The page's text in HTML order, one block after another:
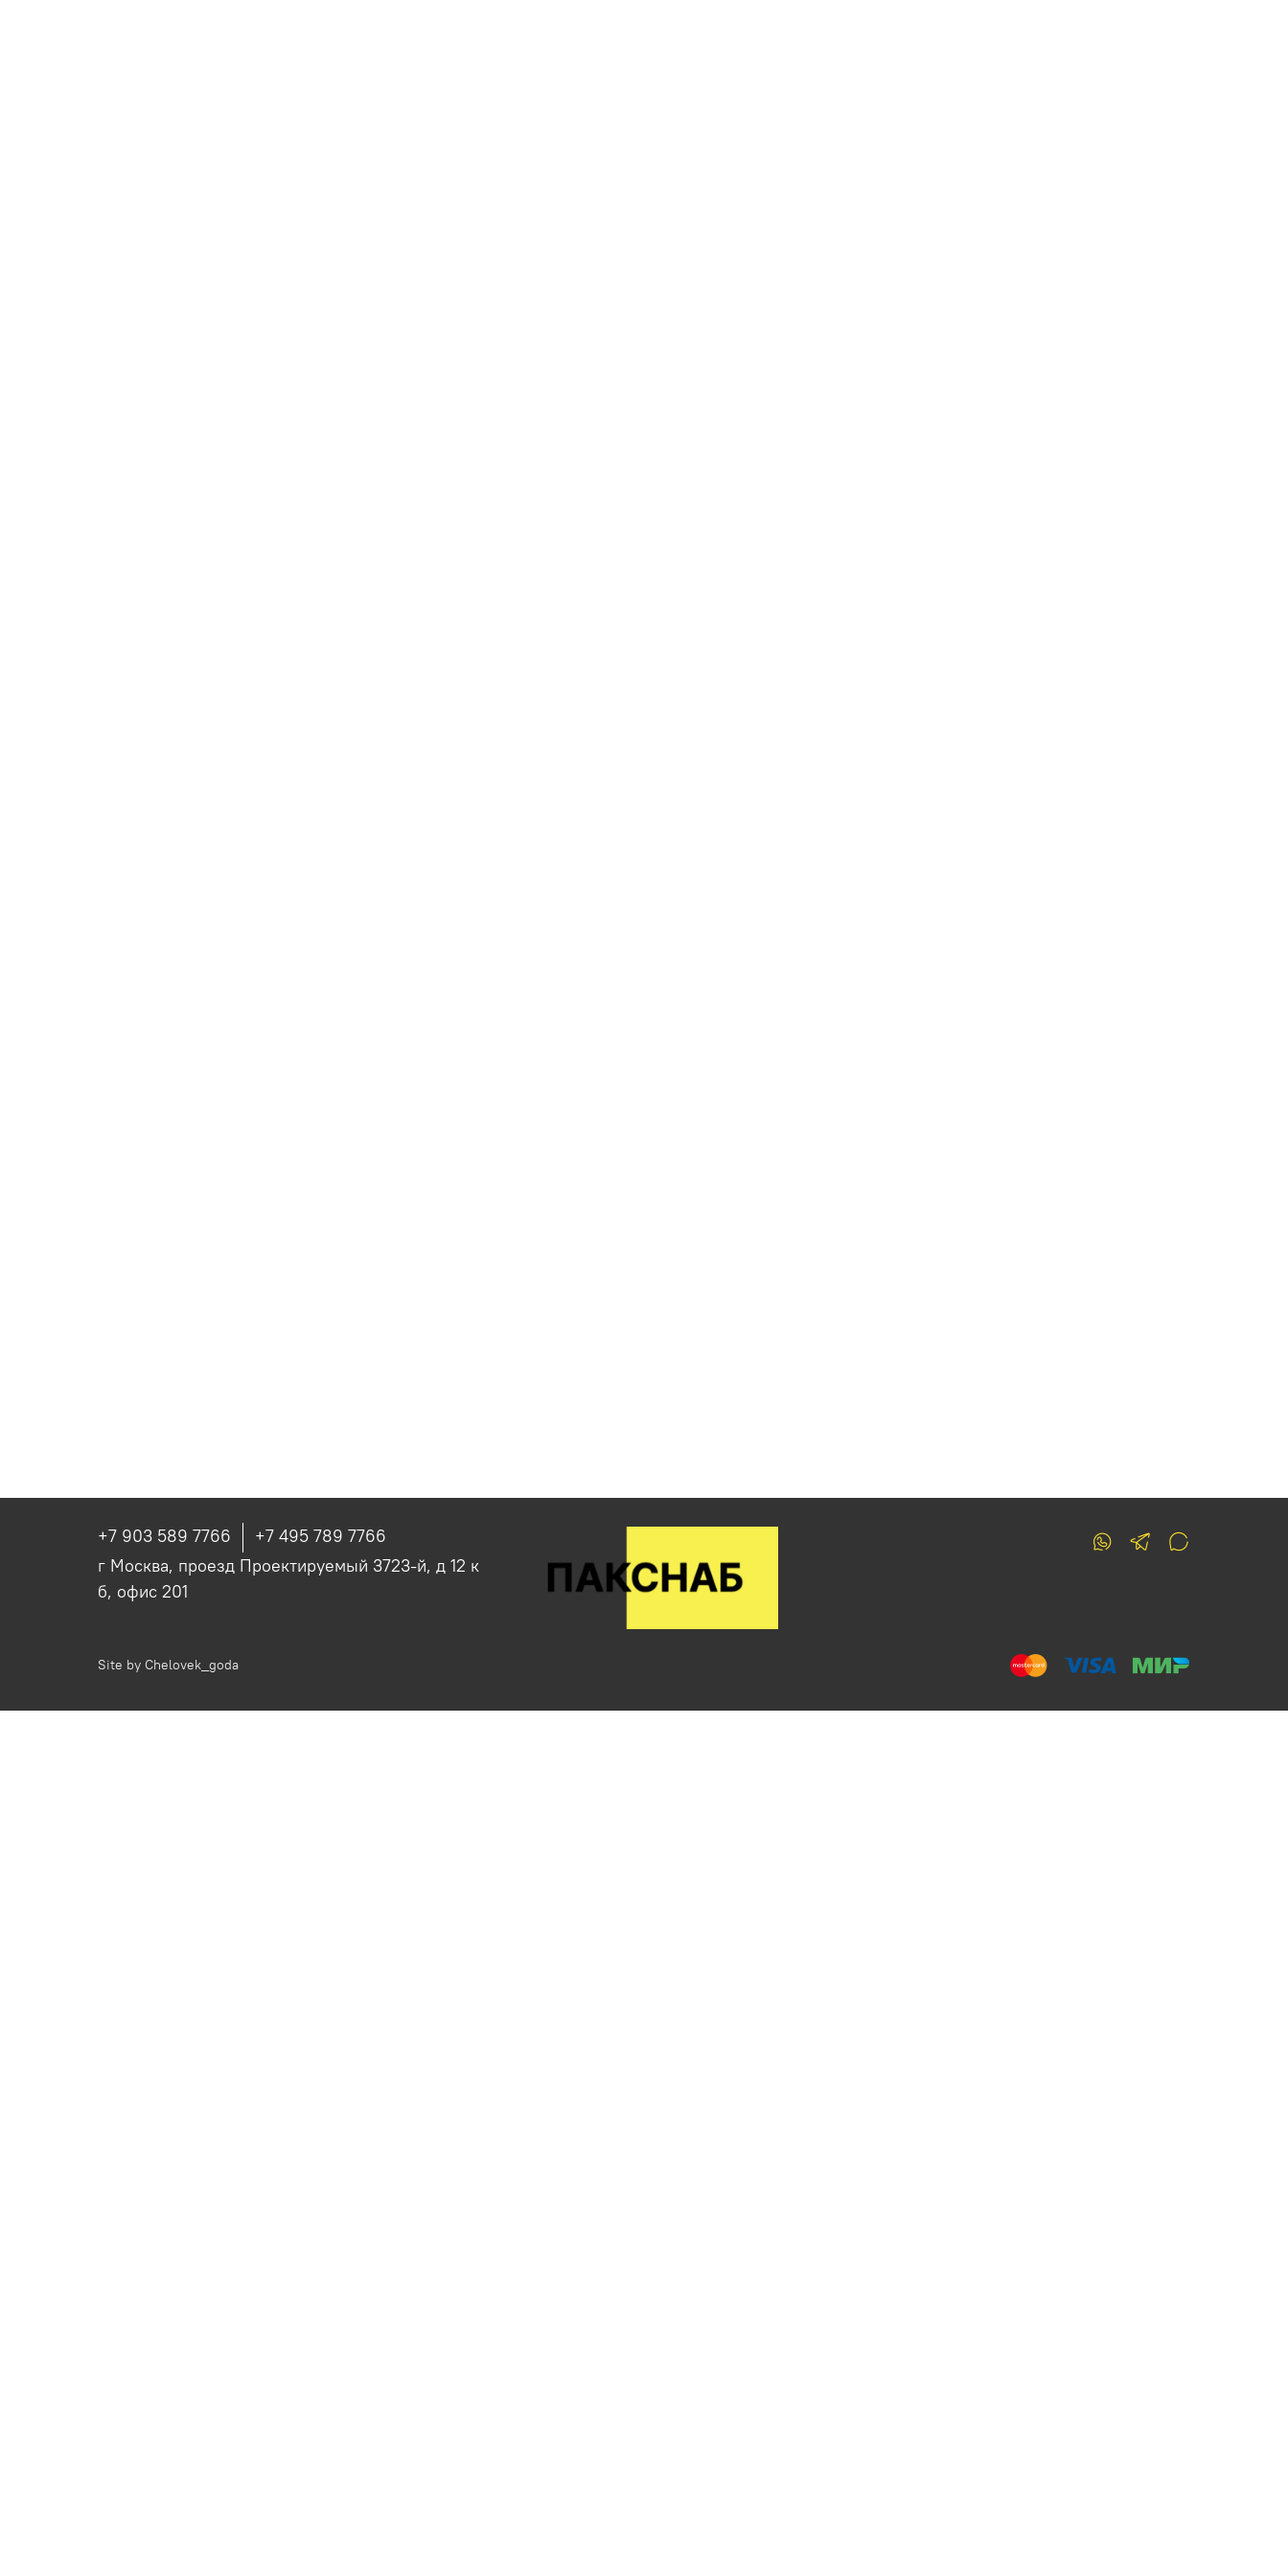
+7 903 589 7766
+7 495 789 7766
г Москва, проезд Проектируемый 3723-й, д 12 к
б, офис 201
Site by Chelovek_goda